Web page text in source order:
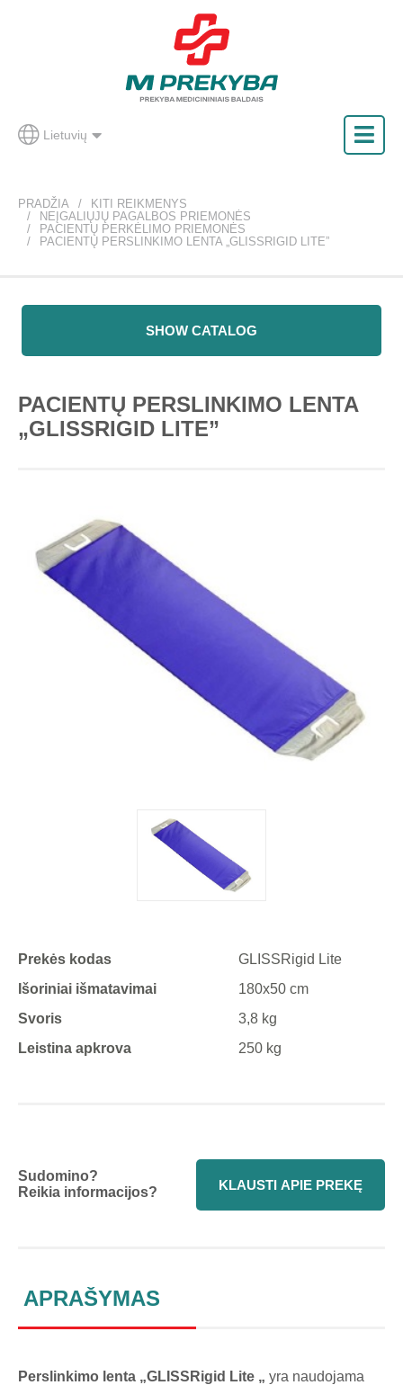
Lietuvių
PRADŽIA
KITI REIKMENYS
NEĮGALIŲJŲ PAGALBOS PRIEMONĖS
PACIENTŲ PERKĖLIMO PRIEMONĖS
PACIENTŲ PERSLINKIMO LENTA „GLISSRIGID LITE”
SHOW CATALOG
PACIENTŲ PERSLINKIMO LENTA
„GLISSRIGID LITE”
Prekės kodas
GLISSRigid Lite
Išoriniai išmatavimai
180x50 cm
Svoris
3,8 kg
Leistina apkrova
250 kg
Sudomino?
Reikia informacijos?
KLAUSTI APIE PREKĘ
APRAŠYMAS
Perslinkimo lenta „GLISSRigid Lite „ yra naudojama